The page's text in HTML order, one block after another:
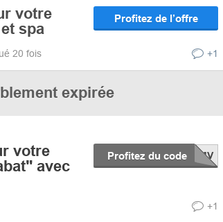
votre
spa
Profitez de l’offre
20 fois +1
expirée
votre
avec
Profitez du code
+1